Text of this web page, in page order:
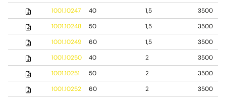
1001.10247
40 1,5
3500
1001.10248
50 1,5
3500
1001.10249
60 1,5
3500
1001.10250
40 2
3500
1001.10251
50 2
3500
1001.10252
60 2
3500